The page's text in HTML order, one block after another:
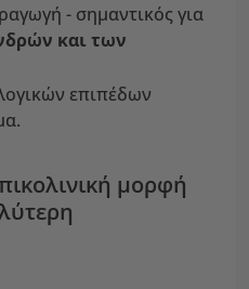
- σημαντικός για
και των
επιπέδων
μορφή